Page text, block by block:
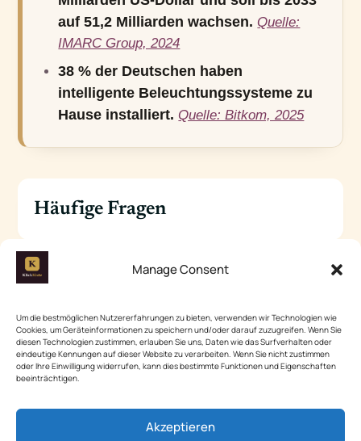
Manage Consent
Um die bestmöglichen Nutzererfahrungen zu bieten, verwenden wir Technologien wie
Cookies, um Geräteinformationen zu speichern und/oder darauf zuzugreifen. Wenn Sie
diesen Technologien zustimmen, erlauben Sie uns, Daten wie das Surfverhalten oder
eindeutige Kennungen auf dieser Website zu verarbeiten. Wenn Sie nicht zustimmen
oder Ihre Einwilligung widerrufen, kann dies bestimmte Funktionen und Eigenschaften
beeinträchtigen.
Akzeptieren
auf 51,2 Milliarden wachsen. Quelle:
IMARC Group, 2024
38 % der Deutschen haben
intelligente Beleuchtungssysteme zu
Hause installiert. Quelle: Bitkom, 2025
Häufige Fragen
Farbverlauf an einer Wand zu
erstellen?
＋
Insgesamt solltest du etwa 3
Stunden einplanen, einschließlich
Trocknungszeiten.